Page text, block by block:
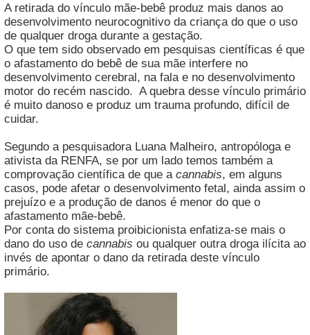
A retirada do vínculo mãe-bebê produz mais danos ao
desenvolvimento neurocognitivo da criança do que o uso
de qualquer droga durante a gestação.
O que tem sido observado em pesquisas científicas é que
o afastamento do bebê de sua mãe interfere no
desenvolvimento cerebral, na fala e no desenvolvimento
motor do recém nascido. A quebra desse vínculo primário
é muito danoso e produz um trauma profundo, difícil de
cuidar.
Segundo a pesquisadora Luana Malheiro, antropóloga e
ativista da RENFA, se por um lado temos também a
comprovação científica de que a cannabis, em alguns
casos, pode afetar o desenvolvimento fetal, ainda assim o
prejuízo e a produção de danos é menor do que o
afastamento mãe-bebê.
Por conta do sistema proibicionista enfatiza-se mais o
dano do uso de cannabis ou qualquer outra droga ilícita ao
invés de apontar o dano da retirada deste vínculo
primário.